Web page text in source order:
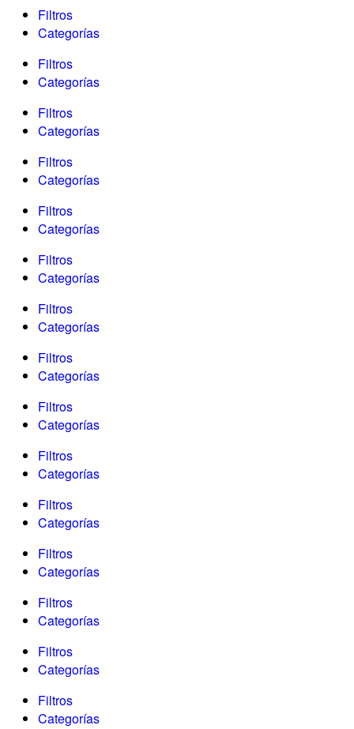
Filtros
Categorías
Filtros
Categorías
Filtros
Categorías
Filtros
Categorías
Filtros
Categorías
Filtros
Categorías
Filtros
Categorías
Filtros
Categorías
Filtros
Categorías
Filtros
Categorías
Filtros
Categorías
Filtros
Categorías
Filtros
Categorías
Filtros
Categorías
Filtros
Categorías